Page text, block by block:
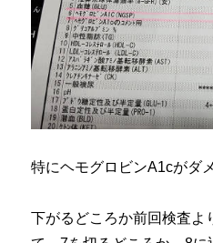
特にヘモグロビンA1cがダメ
下がるどころか前回検査よ